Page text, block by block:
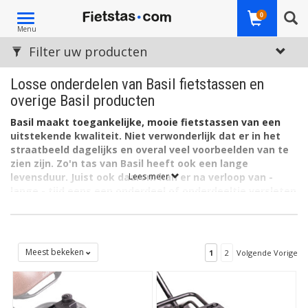
Toggle
navigation
Menu
0
Losse onderdelen van Basil fietstassen en
overige Basil producten
Basil maakt toegankelijke, mooie fietstassen van een
uitstekende kwaliteit. Niet verwonderlijk dat er in het
straatbeeld dagelijks en overal veel voorbeelden van te
zien zijn. Zo'n tas van Basil heeft ook een lange
levensduur. Juist ook daarom kan er na verloop van -
kwalitatief goed merk zoals Basil de tas dan
gevallen om dat onderdeel(tje) te vervangen. Voor
weinig geld beleeft u zo nog éxtra lang plezier aan uw
Basil fietstas. Daarom verkopen wij hier losse onderdelen
van Basil. U heeft deze via ons snel in huis.
Lees meer
Filter uw producten
Meest bekeken 1 2 Volgende Vorige